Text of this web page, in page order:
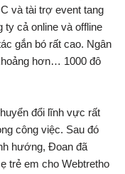
và tài trợ event tang
ty cả online và offline
gắn bó rất cao. Ngân
hơn… 1000 đô
đổi lĩnh vực rất
công việc. Sau đó
hướng, Đoan đã
trẻ em cho Webtretho